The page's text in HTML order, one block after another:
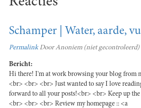
Schamper | Water, aarde,
PermalinkDoorAnoniem (niet gecontroleerd)
Bericht:
Hi there! I'm at work browsing your blog from
<br> <br> <br> Just wanted to say I love
forward to all your posts!<br> <br> Keep up
<br> <br> <br> Review my homepage :: <a